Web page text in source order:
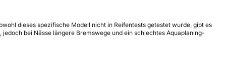
dieses spezifische Modell nicht in Reifentests getestet wurde, gibt es
bei Nässe längere Bremswege und ein schlechtes Aquaplaning-